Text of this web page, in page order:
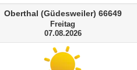
Oberthal (Güdesweiler) 66649
Freitag
07.08.2026